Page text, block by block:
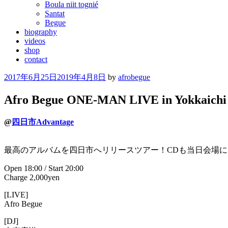
Boula niit tognié
Santat
Begue
biography
videos
shop
contact
Posted
2017年6月25日 2019年4月8日 by afrobegue
Afro Begue ONE-MAN LIVE in Yokkaichi
@ 四日市Advantage
最高のアルバムを四日市へリリースツアー！CDも当日会場に
Open 18:00 / Start 20:00
Charge 2,000yen
[LIVE]
Afro Begue
[DJ]